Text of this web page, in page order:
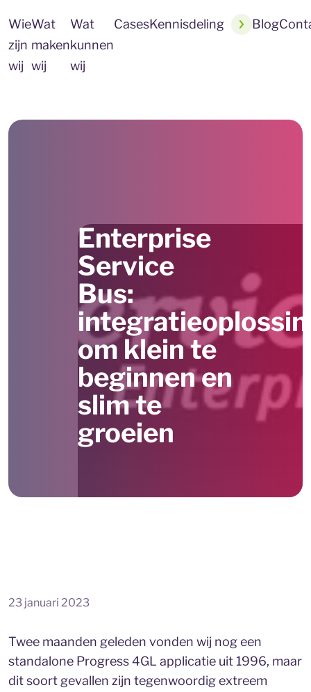
Wie
zijn
wij
Wat
maken
wij
Wat
kunnen
wij
CasesKennisdeling Blog
Enterprise
Service
Bus:
om klein te
beginnen en
slim te
groeien
23 januari 2023
Twee maanden geleden vonden wij nog een
standalone Progress 4GL applicatie uit 1996, maar
dit soort gevallen zijn tegenwoordig extreem